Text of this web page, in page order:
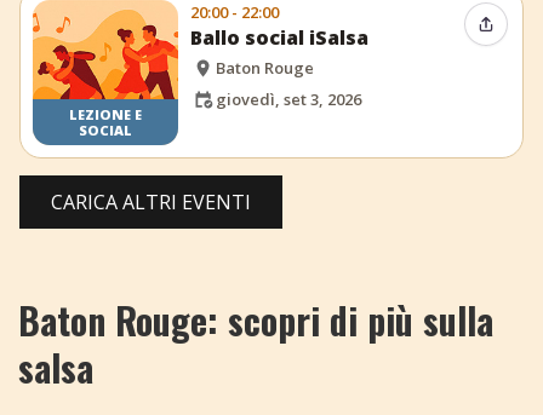
LEZIONE E
SOCIAL
20:00 - 22:00
Ballo social iSalsa
Baton Rouge
giovedì, set 3, 2026
CARICA ALTRI EVENTI
Baton Rouge: scopri di più sulla
salsa